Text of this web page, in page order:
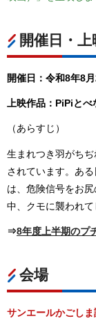
開催日・
開催日：令和8年8
上映作品：PiPiとべ
（あらすじ）
生まれつき羽がち
されています。あ
は、危険信号をお
中、クモに襲われて
⇒8年度上半期のプ
会場
サンエールかごしま